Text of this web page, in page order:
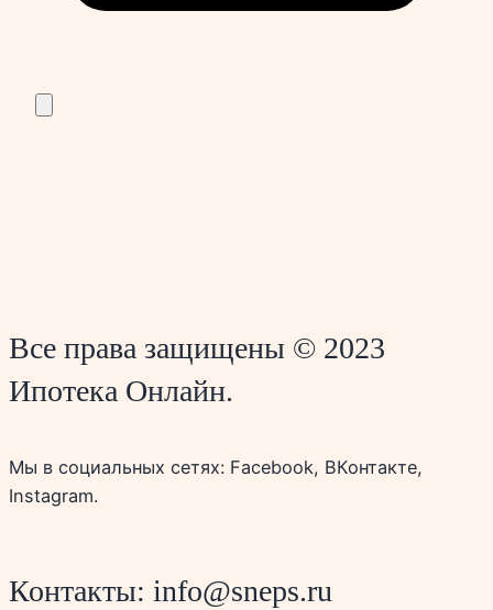
Все права защищены © 2023
Ипотека Онлайн.
Мы в социальных сетях: Facebook, ВКонтакте,
Instagram.
Контакты: info@sneps.ru